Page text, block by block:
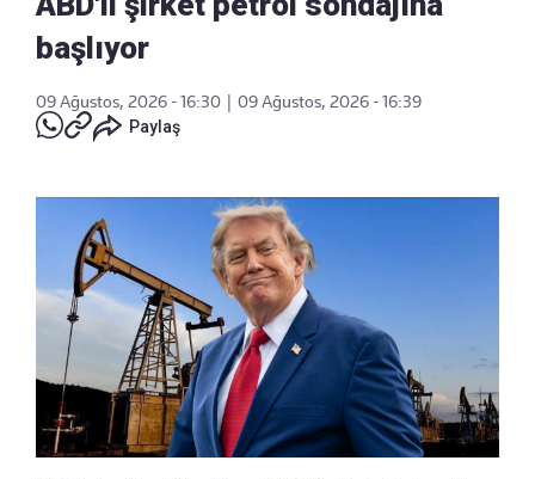
başlıyor
09 Ağustos, 2026 - 16:30
09 Ağustos, 2026 - 16:39
Paylaş